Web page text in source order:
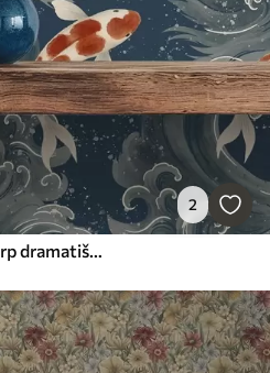
2
Koi žuvys, plaukiojančios tarp dramatiškų vandenyno bangų